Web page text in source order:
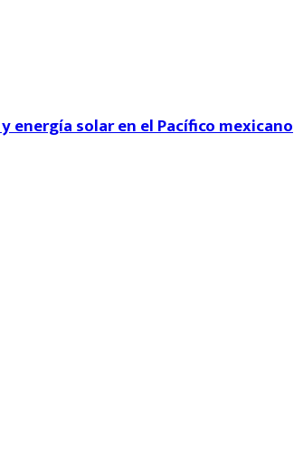
energía solar en el Pacífico mexicano